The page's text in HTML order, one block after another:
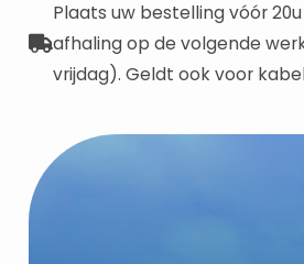
Plaats uw bestelling vóór
afhaling op de volgende
vrijdag). Geldt ook voor